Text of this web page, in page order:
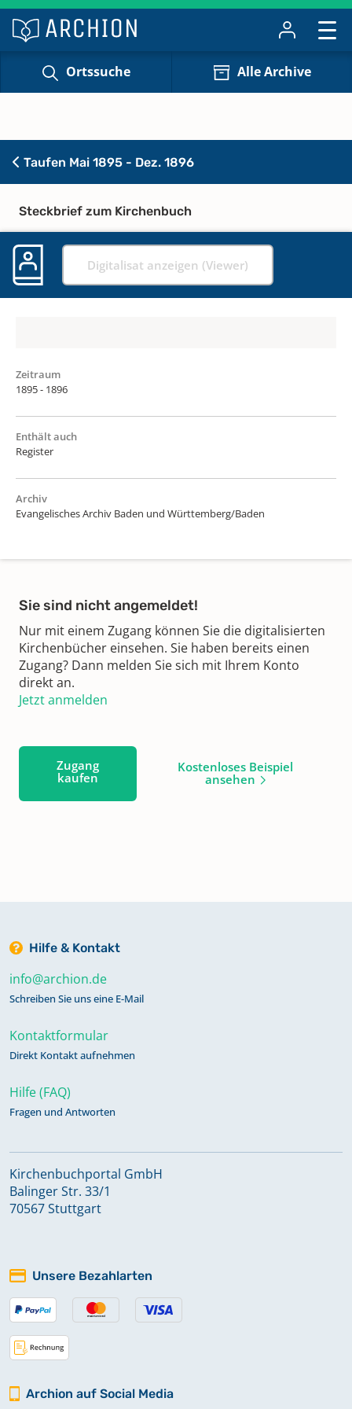
Ortssuche Alle Archive
Taufen Mai 1895 - Dez. 1896
Steckbrief zum Kirchenbuch
Digitalisat anzeigen (Viewer)
Zeitraum
1895 - 1896
Enthält auch
Register
Archiv
Evangelisches Archiv Baden und Württemberg/Baden
Sie sind nicht angemeldet!
Nur mit einem Zugang können Sie die digitalisierten
Kirchenbücher einsehen. Sie haben bereits einen
Zugang? Dann melden Sie sich mit Ihrem Konto
direkt an.
Jetzt anmelden
Zugang
kaufen
Kostenloses Beispiel
ansehen
Hilfe & Kontakt
info@archion.de
Schreiben Sie uns eine E-Mail
Kontaktformular
Direkt Kontakt aufnehmen
Hilfe (FAQ)
Fragen und Antworten
Kirchenbuchportal GmbH
Balinger Str. 33/1
70567 Stuttgart
Unsere Bezahlarten
Archion auf Social Media